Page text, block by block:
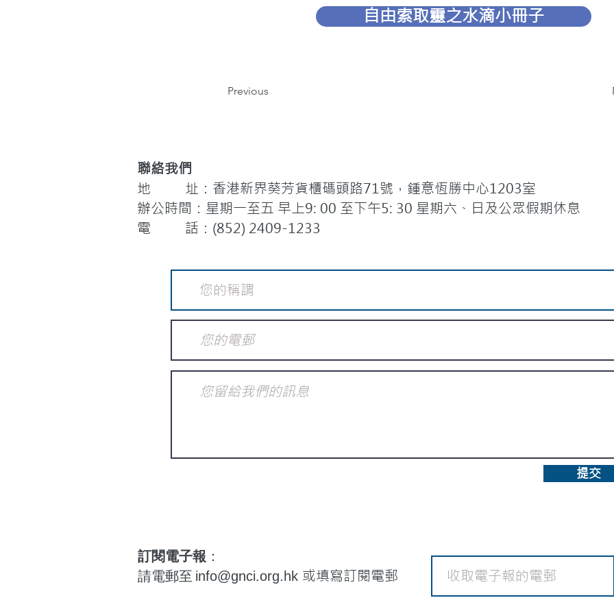
自由索取靈之水滴小冊子
Previous
聯絡我們
地 址：香港新界葵芳貨櫃碼頭路71號，鍾意恆勝中心1203室
辦公時間：星期一至五 早上9: 00 至下午5: 30 星期六、日及公眾假期休息
電 話：(852) 2409-1233
提交
訂閱電子報：
請電郵至 info@gnci.org.hk 或填寫訂閱電郵